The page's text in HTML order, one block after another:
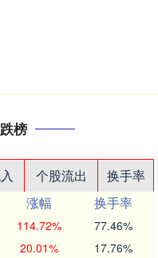
榜
个股流出
换手率
涨幅
换手率
114.72% 77.46%
20.01% 17.76%